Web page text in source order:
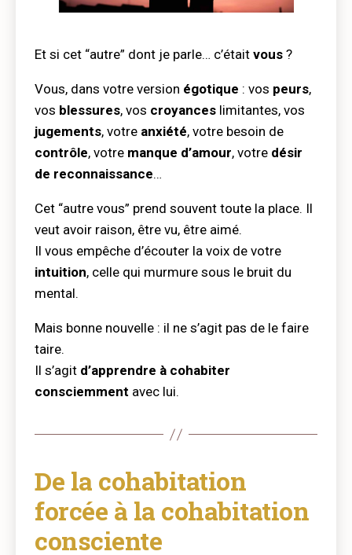
Et si cet “autre” dont je parle… c’était vous ?
Vous, dans votre version égotique : vos peurs,
vos blessures, vos croyances limitantes, vos
jugements, votre anxiété, votre besoin de
contrôle, votre manque d’amour, votre désir
de reconnaissance…
Cet “autre vous” prend souvent toute la place. Il
veut avoir raison, être vu, être aimé.
Il vous empêche d’écouter la voix de votre
intuition, celle qui murmure sous le bruit du
mental.
Mais bonne nouvelle : il ne s’agit pas de le faire
taire.
Il s’agit d’apprendre à cohabiter
consciemment avec lui.
De la cohabitation
forcée à la cohabitation
consciente